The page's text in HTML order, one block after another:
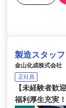
製造スタッフ
金山化成株式会
正社員
【未経験者歓
福利厚生充実